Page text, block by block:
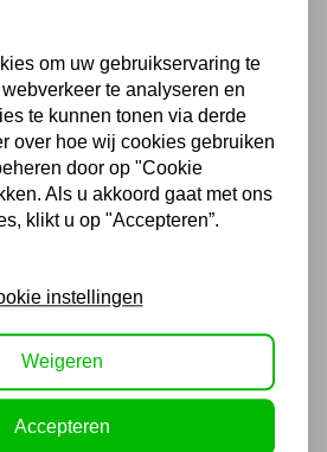
Vragen ? Bel ons +31
in Rijssen !
sinds 1992 !
vet vatpomp
vaten van 20 - 30kg
om uw gebruikservaring te
te analyseren en
te kunnen tonen via derde
over hoe wij cookies gebruiken
door op "Cookie
Als u akkoord gaat met ons
klikt u op "Accepteren”.
instellingen
Weigeren
Accepteren